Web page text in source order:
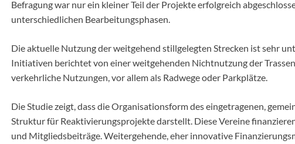
Befragung war nur ein kleiner Teil der Projekte erfolgreich
unterschiedlichen Bearbeitungsphasen.
Die aktuelle Nutzung der weitgehend stillgelegten Strecken ist sehr
Initiativen berichtet von einer weitgehenden Nichtnutzung der
verkehrliche Nutzungen, vor allem als Radwege oder Parkplätze.
Die Studie zeigt, dass die Organisationsform des eingetragenen,
Struktur für Reaktivierungsprojekte darstellt. Diese Vereine
und Mitgliedsbeiträge. Weitergehende, eher innovative